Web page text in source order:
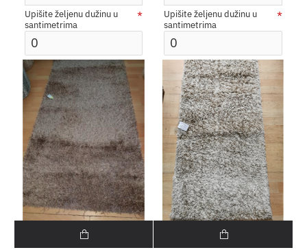
Upišite željenu dužinu u
santimetrima
Upišite željenu dužinu u
santimetrima